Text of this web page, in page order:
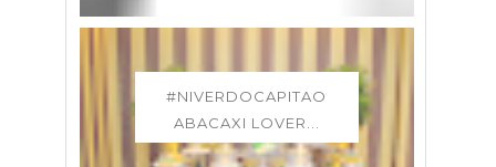
#NIVERDOCAPITAO
ABACAXI LOVER...